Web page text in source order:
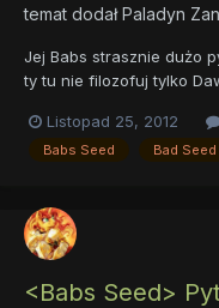
temat dodałPaladyn
Jej Babs strasznie dużo
ty tu nie filozofuj tylko
naprawdę fajną kuzynką
są bardzo miłe, a Scoot
Listopad 25, 2012
Babs Seed Bad Seed
<Babs Seed>